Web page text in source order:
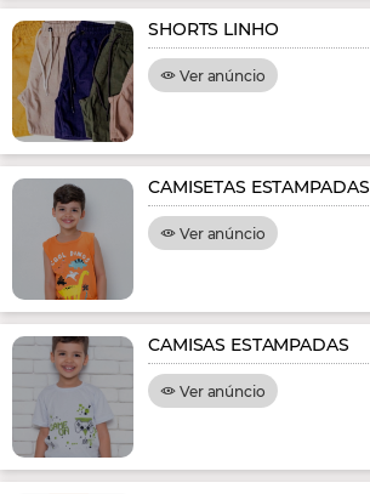
SHORTS LINHO
Ver anúncio
CAMISETAS ESTAMPADAS
Ver anúncio
CAMISAS ESTAMPADAS
Ver anúncio